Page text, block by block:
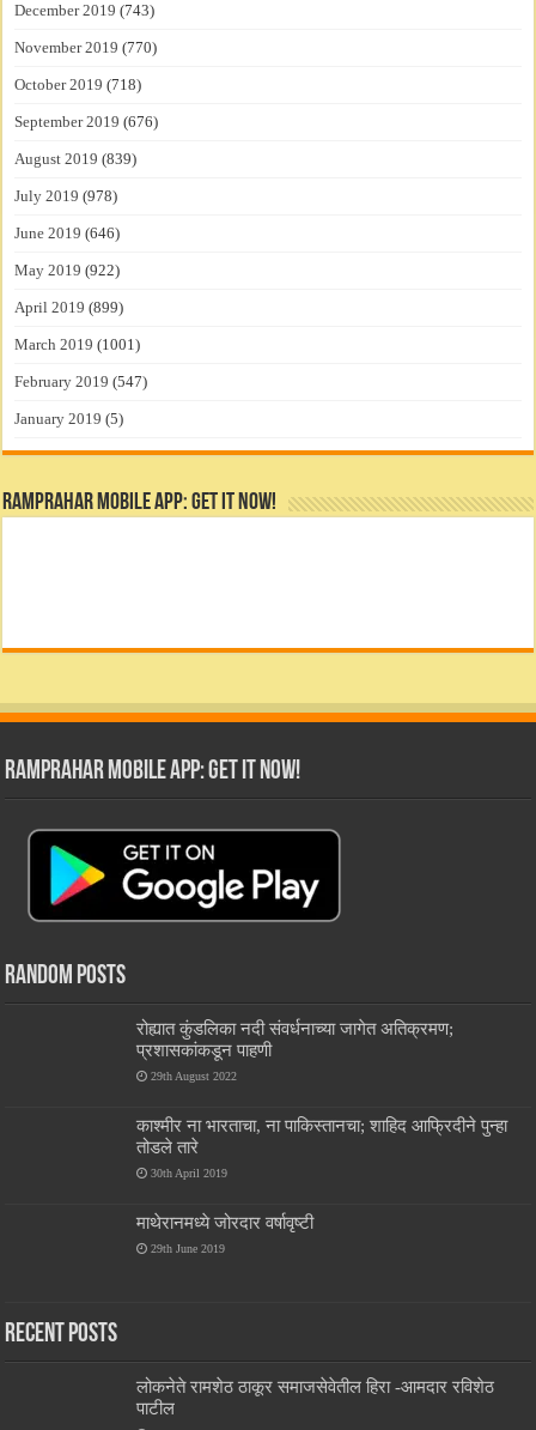
December 2019 (743)
November 2019 (770)
October 2019 (718)
September 2019 (676)
August 2019 (839)
July 2019 (978)
June 2019 (646)
May 2019 (922)
April 2019 (899)
March 2019 (1001)
February 2019 (547)
January 2019 (5)
RamPrahar Mobile App: Get it Now!
RamPrahar Mobile App: Get it Now!
Random Posts
रोह्यात कुंडलिका नदी संवर्धनाच्या जागेत अतिक्रमण;
प्रशासकांकडून पाहणी
29th August 2022
काश्मीर ना भारताचा, ना पाकिस्तानचा; शाहिद आफ्रिदीने पुन्हा
तोडले तारे
30th April 2019
माथेरानमध्ये जोरदार वर्षावृष्टी
29th June 2019
Recent Posts
लोकनेते रामशेठ ठाकूर समाजसेवेतील हिरा -आमदार रविशेठ
पाटील